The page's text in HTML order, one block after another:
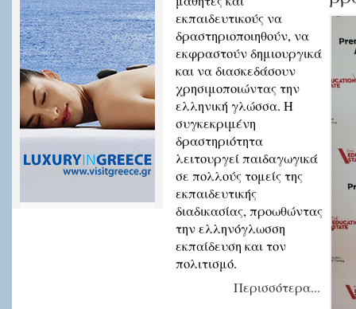
εκπαιδευτικούς να
δραστηριοποιηθούν, να
εκφραστούν δημιουργικά
και να διασκεδάσουν
χρησιμοποιώντας την
ελληνική γλώσσα. Η
συγκεκριμένη
δραστηριότητα
λειτουργεί παιδαγωγικά
σε πολλούς τομείς της
εκπαιδευτικής
διαδικασίας, προωθώντας
την ελληνόγλωσση
εκπαίδευση και τον
πολιτισμό.
Περισσότερα...